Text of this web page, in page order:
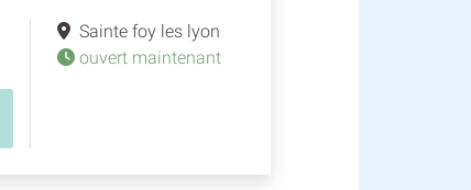
Sainte foy les lyon
ouvert maintenant